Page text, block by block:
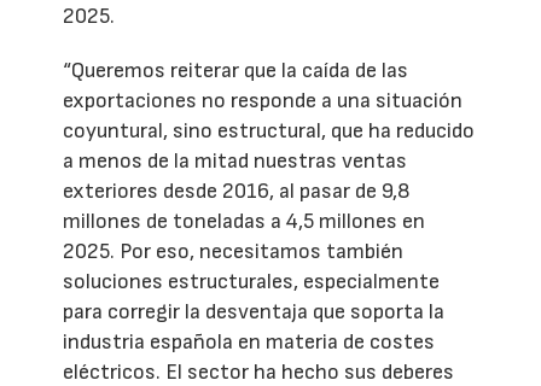
2025.
“Queremos reiterar que la caída de las
exportaciones no responde a una situación
coyuntural, sino estructural, que ha reducido
a menos de la mitad nuestras ventas
exteriores desde 2016, al pasar de 9,8
millones de toneladas a 4,5 millones en
2025. Por eso, necesitamos también
soluciones estructurales, especialmente
para corregir la desventaja que soporta la
industria española en materia de costes
eléctricos. El sector ha hecho sus deberes